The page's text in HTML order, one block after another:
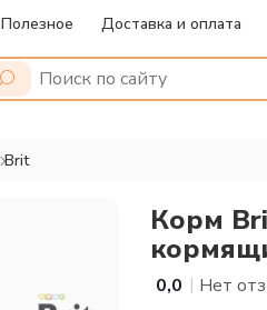
Полезное Доставка и оплата
Brit
Корм
0,0 | Нет